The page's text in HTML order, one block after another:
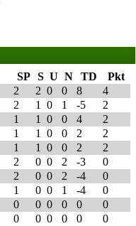
SP S U N TD
Pkt
2 2 0 0 8
4
2 1 0 1 -5
2
1 1 0 0 4
2
1 1 0 0 2
2
1 1 0 0 2
2
2 0 0 2 -3
0
2 0 0 2 -4
0
1 0 0 1 -4
0
0 0 0 0 0
0
0 0 0 0 0
0